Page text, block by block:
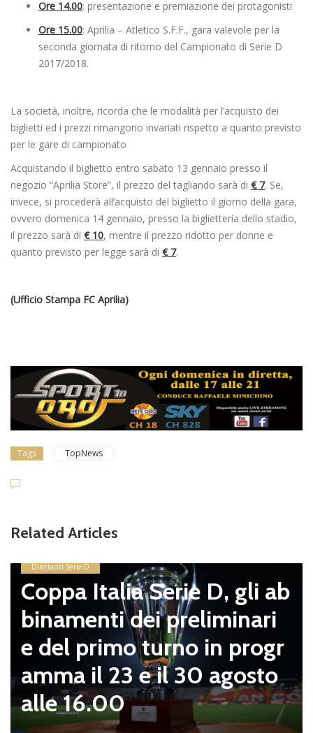
Ore 14.00: presentazione e premiazione dei protagonisti
Ore 15.00: Aprilia – Atletico S.F.F., gara valevole per la
seconda giornata di ritorno del Campionato di Serie D
2017/2018.
La società, inoltre, ricorda che le modalità per l’acquisto dei
biglietti ed i prezzi rimangono invariati rispetto a quanto previsto
per le gare di campionato
Acquistando il biglietto entro sabato 13 gennaio presso il
negozio “Aprilia Store”, il prezzo del tagliando sarà di € 7. Se,
invece, si procederà all’acquisto del biglietto il giorno della gara,
ovvero domenica 14 gennaio, presso la biglietteria dello stadio,
il prezzo sarà di € 10, mentre il prezzo ridotto per donne e
quanto previsto per legge sarà di € 7.
(Ufficio Stampa FC Aprilia)
Tags TopNews
Related Articles
Dilettanti Serie D
Coppa Italia Serie D, gli ab
binamenti dei preliminari
e del primo turno in progr
amma il 23 e il 30 agosto
alle 16.00